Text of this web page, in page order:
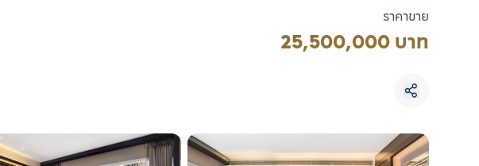
ราคาขาย
25,500,000 บาท
เลือกยูนิตเพื่อเปรียบเทียบ
เลือกได้สูงสุด 3 รายการ